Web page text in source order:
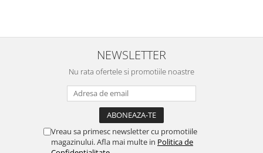
NEWSLETTER
Nu rata ofertele si promotiile noastre
Vreau sa primesc newsletter cu promotiile
magazinului. Afla mai multe in Politica de